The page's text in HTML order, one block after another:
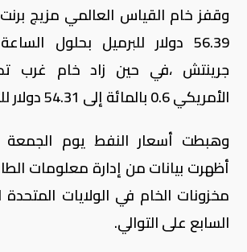
جرينتش ،في حين زاد خام غرب
الأمريكي 0.6 بالمائة إلى 54.31 دولار للبرميل.
وهبطت أسعار النفط يوم الجمعة
أظهرت بيانات من إدارة معلومات
مخزونات الخام في الولايات
السابع على التوالي.